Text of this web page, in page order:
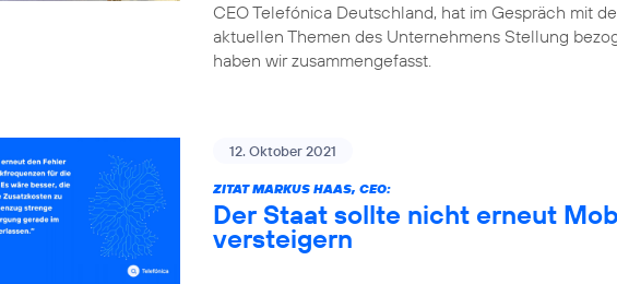
CEO Telefónica Deutschland, hat im Gespräch mit
aktuellen Themen des Unternehmens Stellung
haben wir zusammengefasst.
12. Oktober 2021
ZITAT MARKUS HAAS, CEO:
Der Staat sollte nicht erneut
versteigern